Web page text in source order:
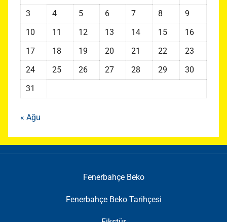
3
4 5 6 7 8
9
10
11 12 13 14 15
16
17
18 19 20 21 22
23
24
25 26 27 28 29
30
31
« Ağu
Fenerbahçe Beko
Fenerbahçe Beko Tarihçesi